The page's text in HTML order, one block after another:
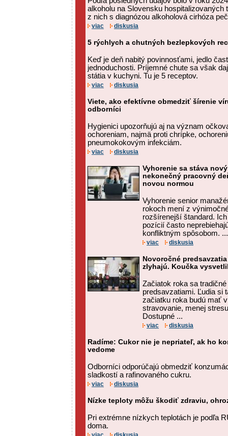
alkoholu na Slovensku hospitalizovaných
z nich s diagnózou alkoholová cirhóza
viac diskusia
5 rýchlych a chutných bezlepkových
Keď je deň nabitý povinnosťami, jedlo
jednoduchosti. Príjemné chute sa však
státia v kuchyni. Tu je 5 receptov.
viac diskusia
Viete, ako efektívne obmedziť šírenie
odborníci
Hygienici upozorňujú aj na význam
ochoreniam, najmä proti chrípke,
pneumokokovým infekciám.
viac diskusia
Vyhorenie sa stáva
nekonečný pracovný
novou normou
Vyhorenie senior
rokoch mení z
rozšírenejší štandard.
pozícií často
konfliktným spôsobom. ...
viac diskusia
Novoročné
zlyhajú. Koučka
Začiatok roka sa
predsavzatiami. Ľudia si
začiatku roka budú mať
stravovanie, menej
Dostupné ...
viac diskusia
Radíme: Cukor nie je nepriateľ, ak ho
vedome
Odborníci odporúčajú obmedziť
sladkostí a rafinovaného cukru.
viac diskusia
Nízke teploty môžu škodiť zdraviu,
Pri extrémne nízkych teplotách je podľa
doma.